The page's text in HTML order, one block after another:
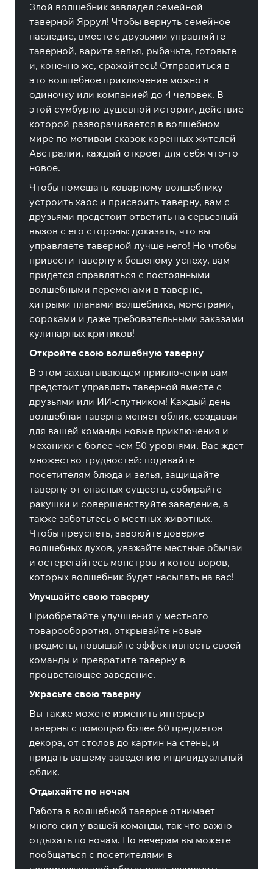
Злой волшебник завладел семейной
таверной Яррул! Чтобы вернуть семейное
наследие, вместе с друзьями управляйте
таверной, варите зелья, рыбачьте, готовьте
и, конечно же, сражайтесь! Отправиться в
это волшебное приключение можно в
одиночку или компанией до 4 человек. В
этой сумбурно-душевной истории, действие
которой разворачивается в волшебном
мире по мотивам сказок коренных жителей
Австралии, каждый откроет для себя что-то
новое.
Чтобы помешать коварному волшебнику
устроить хаос и присвоить таверну, вам с
друзьями предстоит ответить на серьезный
вызов с его стороны: доказать, что вы
управляете таверной лучше него! Но чтобы
привести таверну к бешеному успеху, вам
придется справляться с постоянными
волшебными переменами в таверне,
хитрыми планами волшебника, монстрами,
сороками и даже требовательными заказами
кулинарных критиков!
Откройте свою волшебную таверну
В этом захватывающем приключении вам
предстоит управлять таверной вместе с
друзьями или ИИ-спутником! Каждый день
волшебная таверна меняет облик, создавая
для вашей команды новые приключения и
механики с более чем 50 уровнями. Вас ждет
множество трудностей: подавайте
посетителям блюда и зелья, защищайте
таверну от опасных существ, собирайте
ракушки и совершенствуйте заведение, а
также заботьтесь о местных животных.
Чтобы преуспеть, завоюйте доверие
волшебных духов, уважайте местные обычаи
и остерегайтесь монстров и котов-воров,
которых волшебник будет насылать на вас!
Улучшайте свою таверну
Приобретайте улучшения у местного
товарооборотня, открывайте новые
предметы, повышайте эффективность своей
команды и превратите таверну в
процветающее заведение.
Украсьте свою таверну
Вы также можете изменить интерьер
таверны с помощью более 60 предметов
декора, от столов до картин на стены, и
придать вашему заведению индивидуальный
облик.
Отдыхайте по ночам
Работа в волшебной таверне отнимает
много сил у вашей команды, так что важно
отдыхать по ночам. По вечерам вы можете
пообщаться с посетителями в